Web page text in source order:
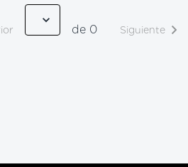
de 0 Siguiente